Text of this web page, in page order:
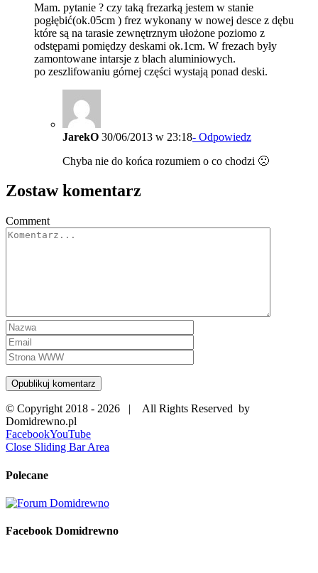
Mam. pytanie ? czy taką frezarką jestem w stanie
pogłębić(ok.05cm ) frez wykonany w nowej desce z dębu
które są na tarasie zewnętrznym ułożone poziomo z
odstępami pomiędzy deskami ok.1cm. W frezach były
zamontowane intarsje z blach aluminiowych.
po zeszlifowaniu górnej części wystają ponad deski.
JarekO 30/06/2013 w 23:18- Odpowiedz
Chyba nie do końca rozumiem o co chodzi 🙁
Zostaw komentarz
Comment
© Copyright 2018 - 2026 | All Rights Reserved by
Domidrewno.pl
FacebookYouTube
Close Sliding Bar Area
Polecane
Facebook Domidrewno